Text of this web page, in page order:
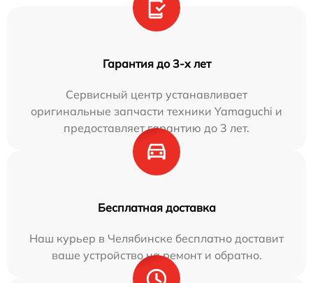
Гарантия до 3-х лет
Сервисный центр устанавливает
оригинальные запчасти техники Yamaguchi и
предоставляет гарантию до 3 лет.
Бесплатная доставка
Наш курьер в Челябинске бесплатно доставит
ваше устройство на ремонт и обратно.